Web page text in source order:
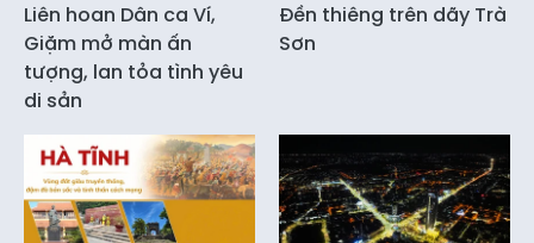
Liên hoan Dân ca Ví,
Giặm mở màn ấn
tượng, lan tỏa tình yêu
di sản
Đền thiêng trên dãy Trà
Sơn